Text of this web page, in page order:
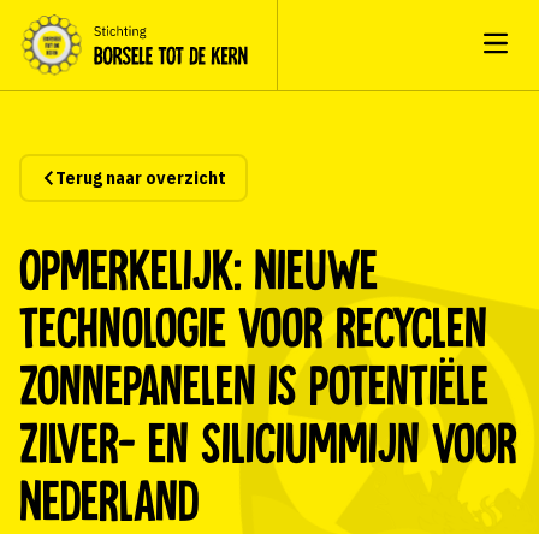
Terug naar overzicht
Opmerkelijk: Nieuwe
technologie voor recyclen
zonnepanelen is potentiële
zilver- en siliciummijn voor
Nederland